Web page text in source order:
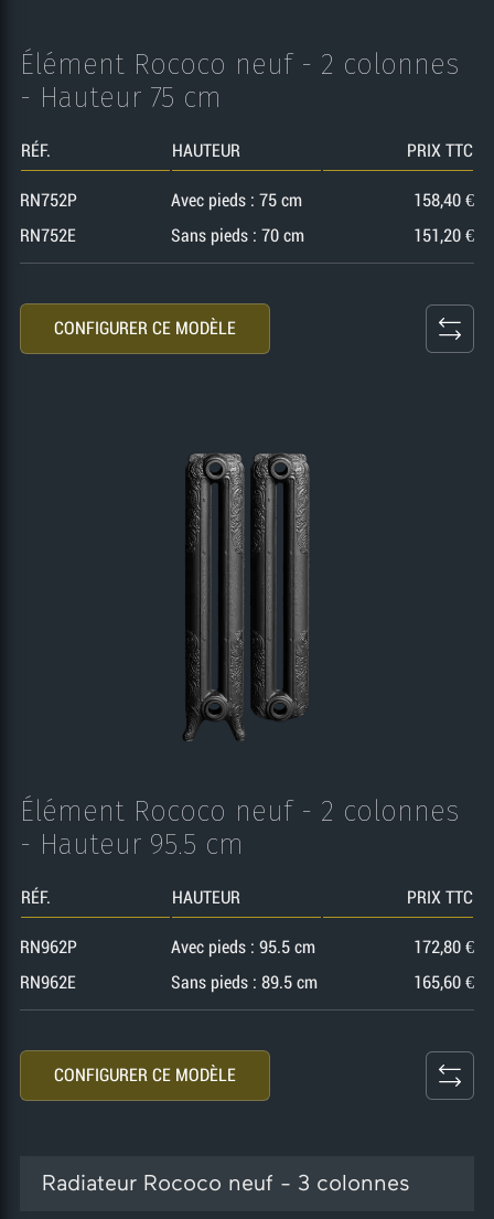
Élément Rococo neuf - 2 colonnes
- Hauteur 75 cm
RÉF. HAUTEUR PRIX TTC
RN752P
RN752E
Avec pieds : 75 cm
Sans pieds : 70 cm
158,40 €
151,20 €
CONFIGURER CE MODÈLE
Élément Rococo neuf - 2 colonnes
- Hauteur 95.5 cm
RÉF. HAUTEUR PRIX TTC
RN962P
RN962E
Avec pieds : 95.5 cm
Sans pieds : 89.5 cm
172,80 €
165,60 €
CONFIGURER CE MODÈLE
Radiateur Rococo neuf - 3 colonnes